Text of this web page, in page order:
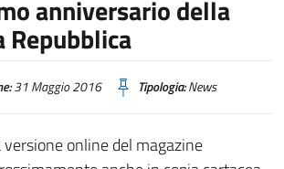
anniversario della
Repubblica
31 Maggio 2016 Tipologia:News
online del magazine